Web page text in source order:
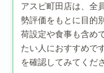
アスピ町田店は、全
勢評価をもとに目的
荷設定や食事も含め
たい人におすすめで
を確認してみてくだ